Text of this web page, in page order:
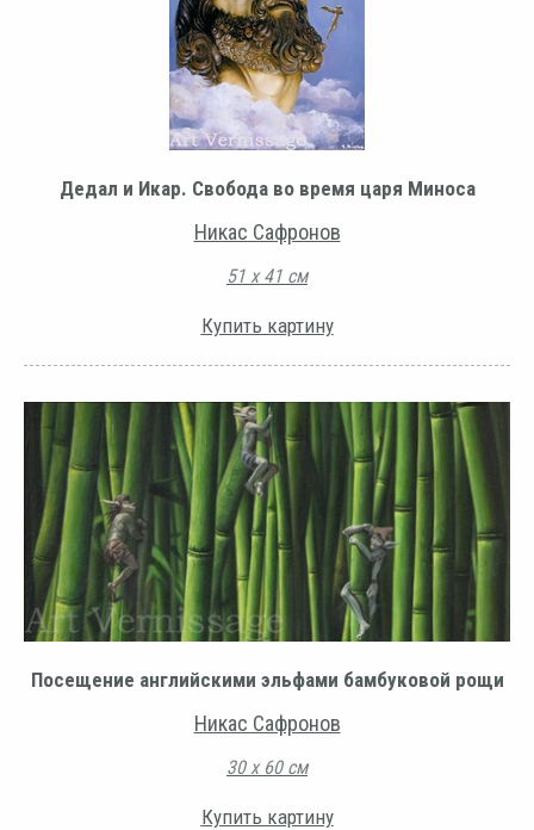
Дедал и Икар. Свобода во время царя Миноса
Никас Сафронов
51 х 41 см
Купить картину
Посещение английскими эльфами бамбуковой рощи
Никас Сафронов
30 х 60 см
Купить картину